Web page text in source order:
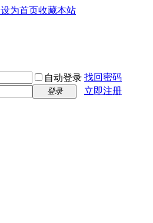
设为首页收藏本站
自动登录 找回密码
登录 立即注册